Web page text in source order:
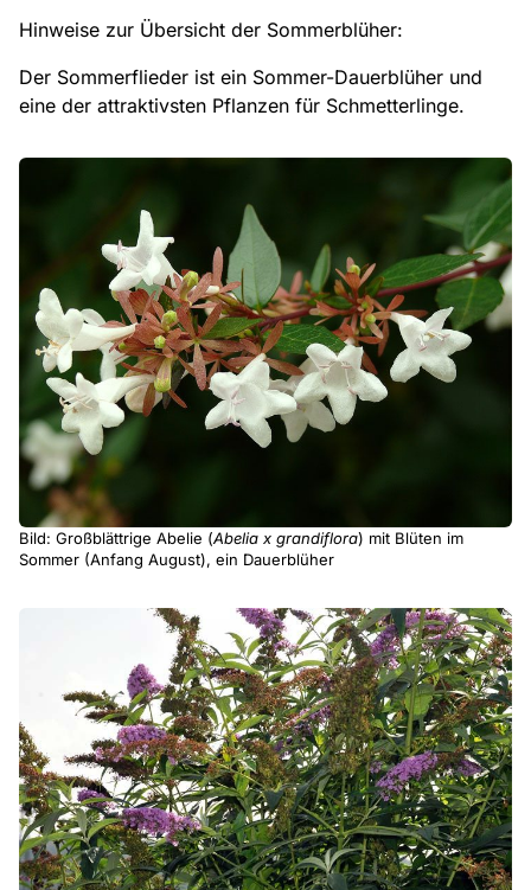
Hinweise zur Übersicht der Sommerblüher:
Der Sommerflieder ist ein Sommer-Dauerblüher und
eine der attraktivsten Pflanzen für Schmetterlinge.
Bild: Großblättrige Abelie (Abelia x grandiflora) mit Blüten im
Sommer (Anfang August), ein Dauerblüher